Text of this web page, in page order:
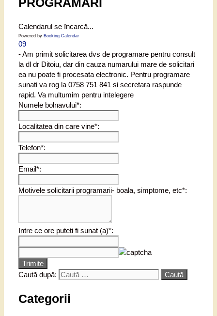
Calendarul se încarcă...
Powered by Booking Calendar
09
- Am primit solicitarea dvs de programare pentru consult
la dl dr Ditoiu, dar din cauza numarului mare de solicitari
ea nu poate fi procesata electronic. Pentru programare
sunati va rog la 0758 751 841 si secretara raspunde
rapid. Va multumim pentru intelegere
Numele bolnavului*:
Localitatea din care vine*:
Telefon*:
Email*:
Motivele solicitarii programarii- boala, simptome, etc*:
Intre ce ore puteti fi sunat (a)*:
Trimite
Caută după:
Categorii